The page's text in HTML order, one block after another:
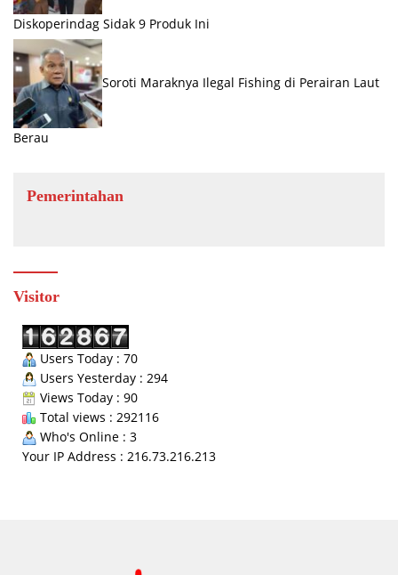
Diskoperindag Sidak 9 Produk Ini
Soroti Maraknya Ilegal Fishing di Perairan Laut
Berau
Pemerintahan
Visitor
Users Today : 70
Users Yesterday : 294
Views Today : 90
Total views : 292116
Who's Online : 3
Your IP Address : 216.73.216.213